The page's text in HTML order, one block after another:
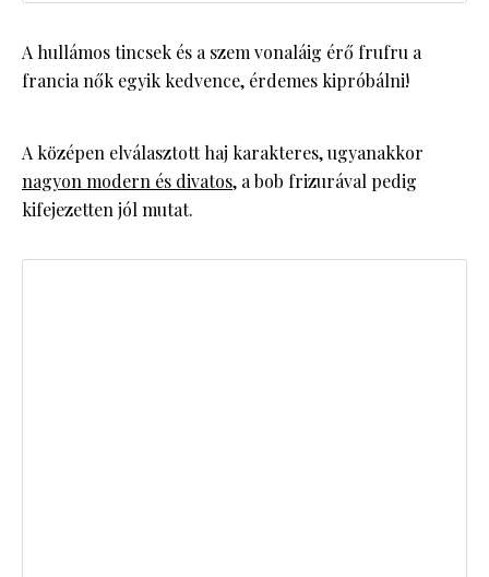
A hullámos tincsek és a szem vonaláig érő frufru a
francia nők egyik kedvence, érdemes kipróbálni!
A középen elválasztott haj karakteres, ugyanakkor
nagyon modern és divatos, a bob frizurával pedig
kifejezetten jól mutat.